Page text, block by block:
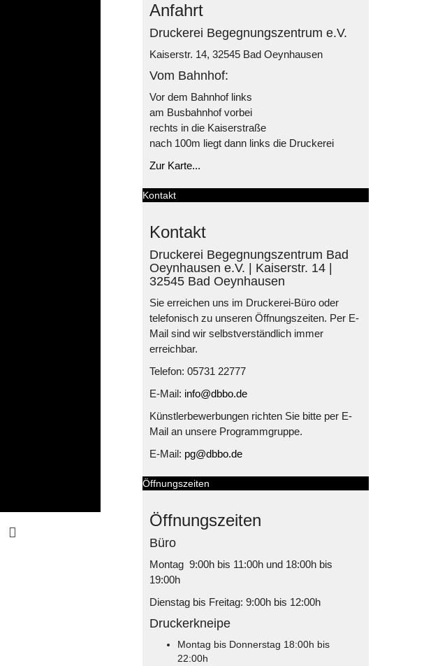
Anfahrt
Druckerei Begegnungszentrum e.V.
Kaiserstr. 14, 32545 Bad Oeynhausen
Vom Bahnhof:
Vor dem Bahnhof links
am Busbahnhof vorbei
rechts in die Kaiserstraße
nach 100m liegt dann links die Druckerei
Zur Karte...
Kontakt
Kontakt
Druckerei Begegnungszentrum Bad
Oeynhausen e.V. | Kaiserstr. 14 |
32545 Bad Oeynhausen
Sie erreichen uns im Druckerei-Büro oder
telefonisch zu unseren Öffnungszeiten. Per E-
Mail sind wir selbstverständlich immer
erreichbar.
Telefon: 05731 22777
E-Mail: info@dbbo.de
Künstlerbewerbungen richten Sie bitte per E-
Mail an unsere Programmgruppe.
E-Mail: pg@dbbo.de
Öffnungszeiten
Öffnungszeiten
Büro
Montag 9:00h bis 11:00h und 18:00h bis
19:00h
Dienstag bis Freitag: 9:00h bis 12:00h
Druckerkneipe
Montag bis Donnerstag 18:00h bis
22:00h